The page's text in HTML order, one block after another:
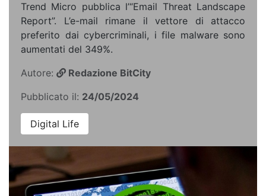
Trend Micro pubblica l’“Email Threat Landscape
Report”. L’e-mail rimane il vettore di attacco
preferito dai cybercriminali, i file malware sono
aumentati del 349%.
Autore:
Redazione BitCity
Pubblicato il: 24/05/2024
Digital Life